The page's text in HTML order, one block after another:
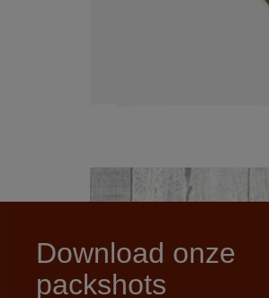
Download onze
packshots